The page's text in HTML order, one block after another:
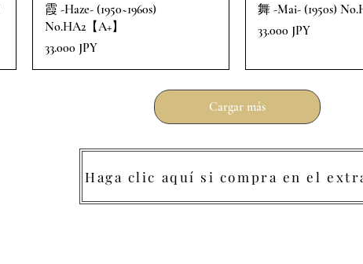
霞 -Haze- (1950~1960s)
No.HA2【A+】
Precio
33.000 JPY
舞 -Mai- (1950s)
Precio
33.000 JPY
Cargar más